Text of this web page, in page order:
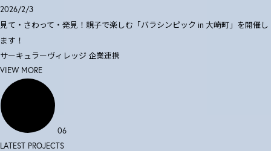
2026/2/3
見て・さわって・発見！親子で楽しむ「バラシンピック in 大崎町」を開催し
ます！
サーキュラーヴィレッジ 企業連携
VIEW MORE
06
LATEST PROJECTS